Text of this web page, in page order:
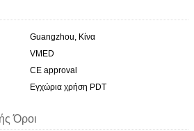
Guangzhou, Κίνα
VMED
CE approval
Εγχώρια χρήση PDT
Όροι